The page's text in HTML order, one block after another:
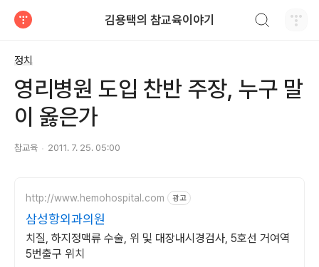
김용택의 참교육이야기
정치
영리병원 도입 찬반 주장, 누구 말
이 옳은가
참교육 2011. 7. 25. 05:00
http://www.hemohospital.com 광고
삼성항외과의원
치질, 하지정맥류 수술, 위 및 대장내시경검사, 5호선 거여역
5번출구 위치